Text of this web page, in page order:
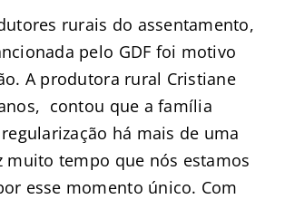
rurais do assentamento,
pelo GDF foi motivo
A produtora rural Cristiane
contou que a família
há mais de uma
muito tempo que nós estamos
esse momento único. Com